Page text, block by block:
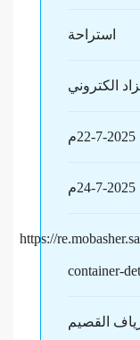
استراحة
الكتروني
22-7-2025م
24-7-2025م
https://
container-
القصيم